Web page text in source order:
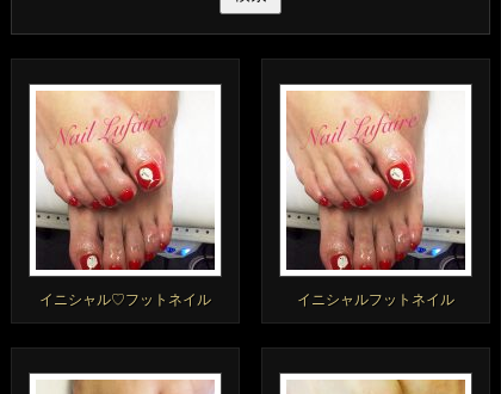
イニシャル♡フットネイル イニシャルフットネイル